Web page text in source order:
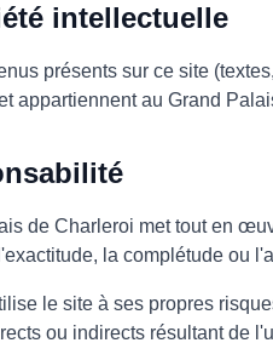
intellectuelle
présents sur ce site
appartiennent au Grand
de Charleroi met tout en
la complétude ou
le site à ses propres
ou indirects résultant de